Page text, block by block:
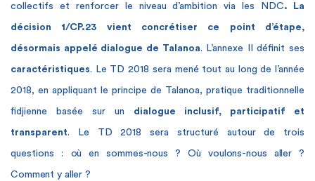
collectifs et renforcer le niveau d’ambition via les NDC. La
décision 1/CP.23 vient concrétiser ce point d’étape,
désormais appelé dialogue de Talanoa. L’annexe II définit ses
caractéristiques. Le TD 2018 sera mené tout au long de l’année
2018, en appliquant le principe de Talanoa, pratique traditionnelle
fidjienne basée sur un dialogue inclusif, participatif et
transparent. Le TD 2018 sera structuré autour de trois
questions : où en sommes-nous ?Où voulons-nous aller ?
Comment y aller ?